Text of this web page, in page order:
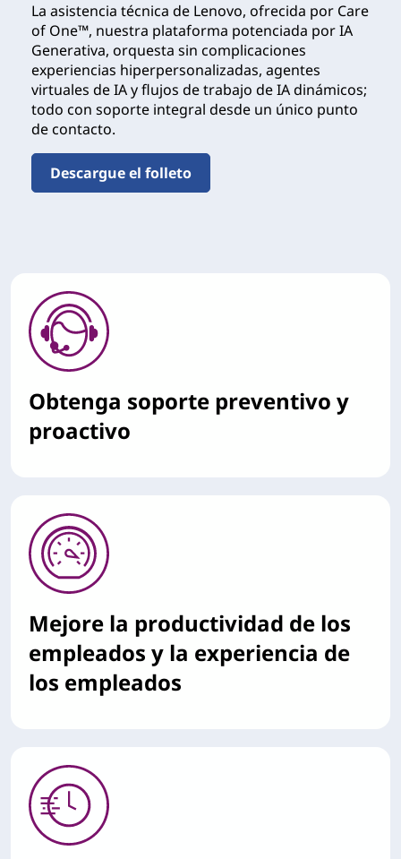
La asistencia técnica de Lenovo, ofrecida por Care
of One™, nuestra plataforma potenciada por IA
Generativa, orquesta sin complicaciones
experiencias hiperpersonalizadas, agentes
virtuales de IA y flujos de trabajo de IA dinámicos;
todo con soporte integral desde un único punto
de contacto.
Descargue el folleto
Obtenga soporte preventivo y
proactivo
Mejore la productividad de los
empleados y la experiencia de
los empleados